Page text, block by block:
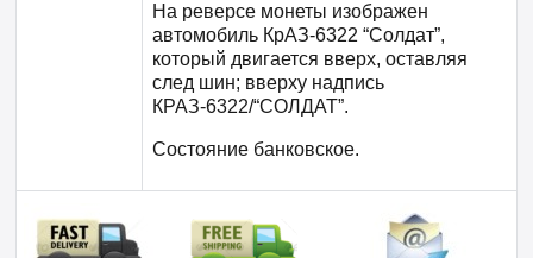
На реверсе монеты изображен
автомобиль КрАЗ-6322 “Солдат”,
который двигается вверх, оставляя
след шин; вверху надпись
КРАЗ-6322/“СОЛДАТ”.
Состояние банковское.